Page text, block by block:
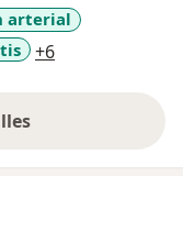
arterial
+6